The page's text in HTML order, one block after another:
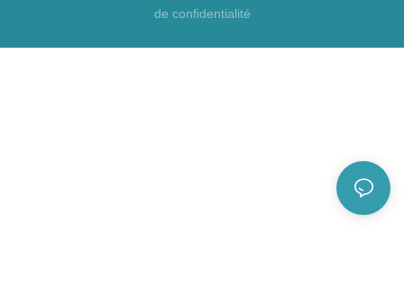
de confidentialité